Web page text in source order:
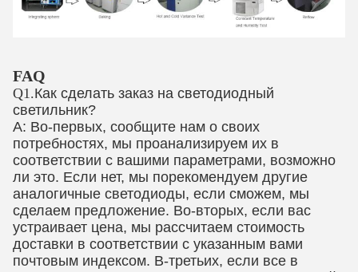
FAQ
Q1.Как сделать заказ на светодиодный
светильник?
A: Во-первых, сообщите нам о своих
потребностях, мы проанализируем их в
соответствии с вашими параметрами, возможно
ли это. Если нет, мы порекомендуем другие
аналогичные светодиоды, если сможем, мы
сделаем предложение. Во-вторых, если вас
устраивает цена, мы рассчитаем стоимость
доставки в соответствии с указанным вами
почтовым индексом. В-третьих, если все в